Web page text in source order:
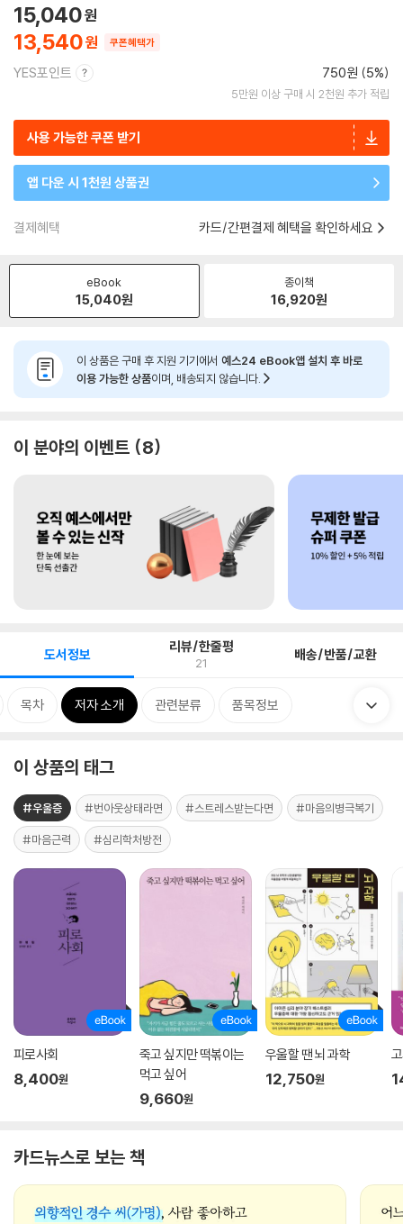
13,540
15,040
쿠폰혜택가
YES포인트 750원 (5%)
5만원 이상 구매 시 2천원 추가 적립
사용 가능한 쿠폰 받기
앱 다운 시 1천원 상품권
결제혜택 카드/간편결제 혜택을 확인하세요
eBook
15,040원
종이책
16,920원
이 상품은 구매 후 지원 기기에서 예스24 eBook앱 설치 후 바로
이용 가능한 상품이며, 배송되지 않습니다.
이 분야의 이벤트 8
도서정보 리뷰/한줄평
21 배송/반품/교환
목차 저자 소개 관련분류 품목정보
이 상품의 태그
#우울증 #번아웃상태라면 #스트레스받는다면 #마음의병극복기
#마음근력 #심리학처방전
피로사회
8,400원
죽고 싶지만 떡볶이는
먹고 싶어
9,660원
우울할 땐 뇌 과학
12,750원
카드뉴스로 보는 책